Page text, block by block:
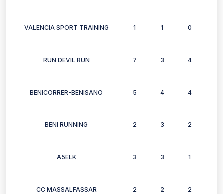
VALENCIA SPORT TRAINING 1 1 0
RUN DEVIL RUN 7 3 4
BENICORRER-BENISANO 5 4 4
BENI RUNNING 2 3 2
A5ELK 3 3 1
CC MASSALFASSAR 2 2 2